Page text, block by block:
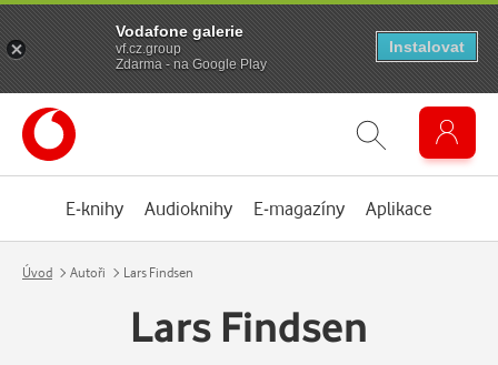
E-knihy Audioknihy E-magazíny Aplikace
Úvod Autoři Lars Findsen
Lars Findsen
Vodafone galerie
vf.cz.group
Zdarma - na Google Play
Instalovat